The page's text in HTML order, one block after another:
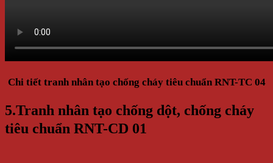
Chi tiết tranh nhân tạo chống cháy tiêu chuẩn RNT-TC 04
5.Tranh nhân tạo chống dột, chống cháy
tiêu chuẩn RNT-CD 01